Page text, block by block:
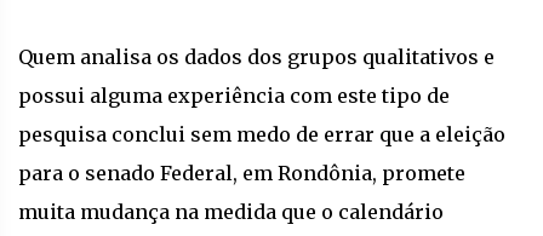
Quem analisa os dados dos grupos qualitativos e
possui alguma experiência com este tipo de
pesquisa conclui sem medo de errar que a eleição
para o senado Federal, em Rondônia, promete
muita mudança na medida que o calendário